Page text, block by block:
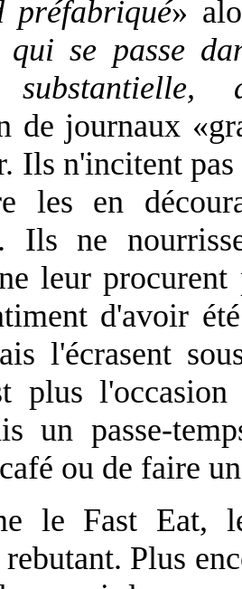
préfabriqué»
se passe
de journaux
Ils n'incitent
les en
Ils ne
leur
d'avoir
l'écrasent
plus
un passe-
ou de faire
le Fast Eat,
Plus